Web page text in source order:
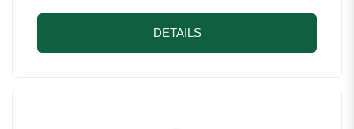
DETAILS